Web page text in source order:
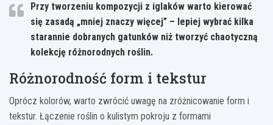
Przy tworzeniu kompozycji z iglaków warto kierować
się zasadą „mniej znaczy więcej” – lepiej wybrać kilka
starannie dobranych gatunków niż tworzyć chaotyczną
kolekcję różnorodnych roślin.
Różnorodność form i tekstur
Oprócz kolorów, warto zwrócić uwagę na zróżnicowanie form i
tekstur. Łączenie roślin o kulistym pokroju z formami